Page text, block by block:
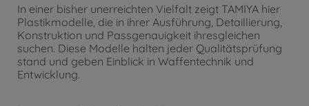
In einer bisher unerreichten Vielfalt zeigt TAMIYA hier
Plastikmodelle, die in ihrer Ausführung, Detaillierung,
Konstruktion und Passgenauigkeit ihresgleichen
suchen. Diese Modelle halten jeder Qualitätsprüfung
stand und geben Einblick in Waffentechnik und
Entwicklung.